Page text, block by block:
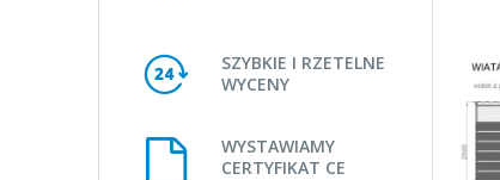
SZYBKIE I RZETELNE
WYCENY
WYSTAWIAMY
CERTYFIKAT CE